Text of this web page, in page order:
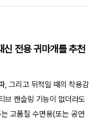
신 전용 귀마개를 추천
, 그리고 뒤척일 때의 착용감
브 캔슬링 기능이 없더라도
고품질 수면용(또는 공연